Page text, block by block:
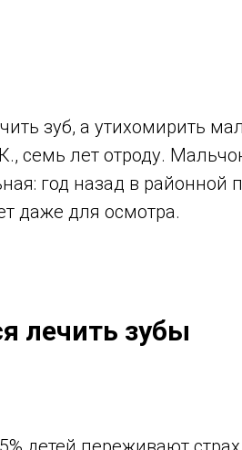
зуб, а утихомирить
семь лет отроду.
год назад в
даже для осмотра.
лечить зубы